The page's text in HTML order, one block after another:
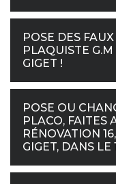
POSE DES
PLAQUISTE
GIGET !
POSE OU
PLACO, FAITES
RÉNOVATION
GIGET, DANS LE